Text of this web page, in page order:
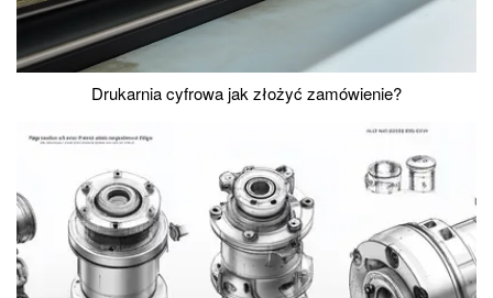
Drukarnia cyfrowa jak złożyć zamówienie?